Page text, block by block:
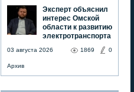
Эксперт объяснил
интерес Омской
области к развитию
электротранспорта
1869 0
03 августа 2026
Архив